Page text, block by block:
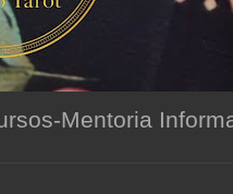
Mentoria